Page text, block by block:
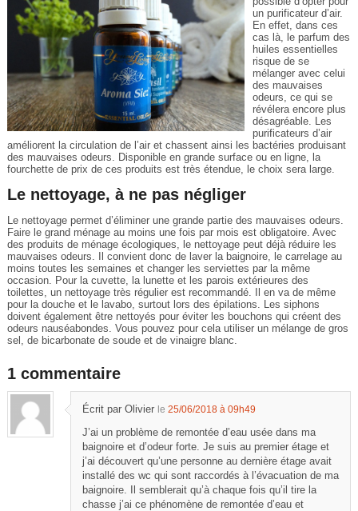
un purificateur d’air.
En effet, dans ces
cas là, le parfum des
huiles essentielles
risque de se
mélanger avec celui
des mauvaises
odeurs, ce qui se
révélera encore plus
désagréable. Les
purificateurs d’air
améliorent la circulation de l’air et chassent ainsi les bactéries produisant
des mauvaises odeurs. Disponible en grande surface ou en ligne, la
fourchette de prix de ces produits est très étendue, le choix sera large.
Le nettoyage, à ne pas négliger
Le nettoyage permet d’éliminer une grande partie des mauvaises odeurs.
Faire le grand ménage au moins une fois par mois est obligatoire. Avec
des produits de ménage écologiques, le nettoyage peut déjà réduire les
mauvaises odeurs. Il convient donc de laver la baignoire, le carrelage au
moins toutes les semaines et changer les serviettes par la même
occasion. Pour la cuvette, la lunette et les parois extérieures des
toilettes, un nettoyage très régulier est recommandé. Il en va de même
pour la douche et le lavabo, surtout lors des épilations. Les siphons
doivent également être nettoyés pour éviter les bouchons qui créent des
odeurs nauséabondes. Vous pouvez pour cela utiliser un mélange de gros
sel, de bicarbonate de soude et de vinaigre blanc.
1 commentaire
Écrit par Olivier le 25/06/2018 à 09h49
J’ai un problème de remontée d’eau usée dans ma
baignoire et d’odeur forte. Je suis au premier étage et
j’ai découvert qu’une personne au dernière étage avait
installé des wc qui sont raccordés à l’évacuation de ma
baignoire. Il semblerait qu’à chaque fois qu’il tire la
chasse j’ai ce phénomène de remontée d’eau et